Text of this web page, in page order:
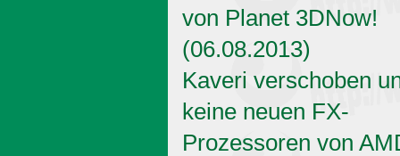
von Planet 3DNow!
(06.08.2013)
Kaveri verschoben
keine neuen FX-
Prozessoren von